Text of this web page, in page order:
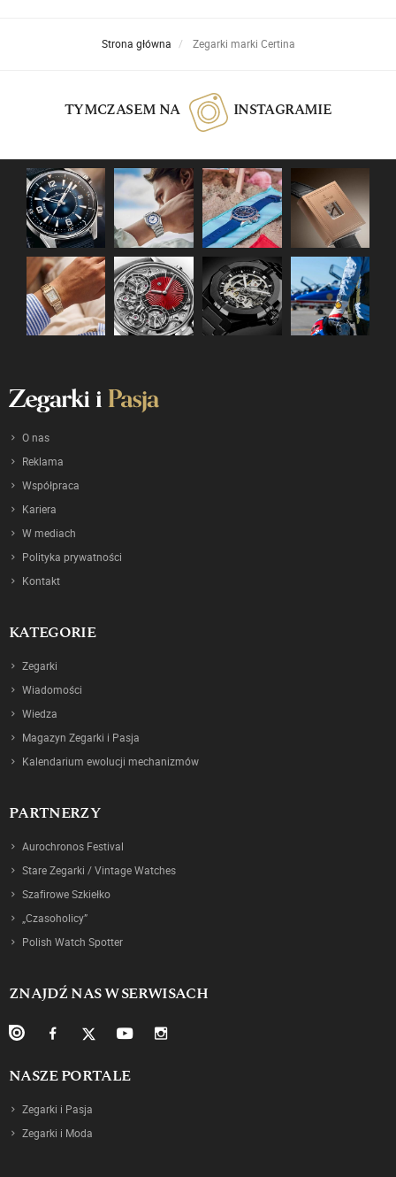
Strona główna Zegarki marki Certina
TYMCZASEM NA INSTAGRAMIE
O nas
Reklama
Współpraca
Kariera
W mediach
Polityka prywatności
Kontakt
KATEGORIE
Zegarki
Wiadomości
Wiedza
Magazyn Zegarki i Pasja
Kalendarium ewolucji mechanizmów
PARTNERZY
Aurochronos Festival
Stare Zegarki / Vintage Watches
Szafirowe Szkiełko
„Czasoholicy”
Polish Watch Spotter
ZNAJDŹ NAS W SERWISACH
NASZE PORTALE
Zegarki i Pasja
Zegarki i Moda